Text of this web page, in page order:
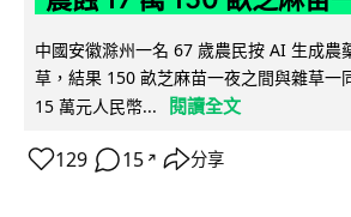
中國安徽滁州一名 67 歲農民按 AI 生成農
草，結果 150 畝芝麻苗一夜之間與雜草一
15 萬元人民幣...
閱讀全文
129 15 ↗ 分享